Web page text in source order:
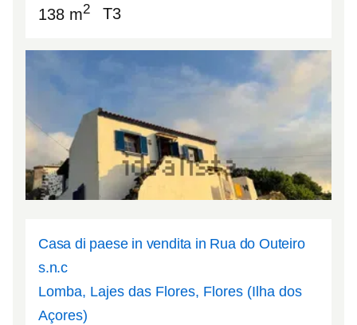
138 m2 T3
Casa di paese in vendita in Rua do Outeiro
s.n.c
Lomba, Lajes das Flores, Flores (Ilha dos
Açores)